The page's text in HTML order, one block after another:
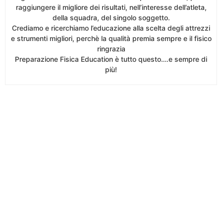
raggiungere il migliore dei risultati, nell’interesse dell’atleta,
della squadra, del singolo soggetto.
Crediamo e ricerchiamo l’educazione alla scelta degli attrezzi
e strumenti migliori, perchè la qualità premia sempre e il fisico
ringrazia
Preparazione Fisica Education è tutto questo….e sempre di
più!